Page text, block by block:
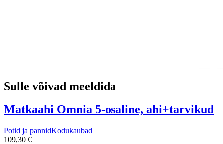
Sulle võivad meeldida
Matkaahi Omnia 5-osaline, ahi+tarvikud
Potid ja pannidKodukaubad
109,30 €